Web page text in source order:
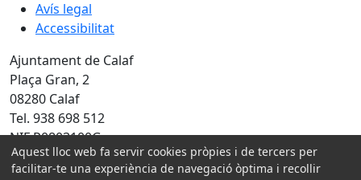
Avís legal
Accessibilitat
Ajuntament de Calaf
Plaça Gran, 2
08280 Calaf
Tel. 938 698 512
NIF P0803100G
Amb la col·laboració de:
Aquest lloc web fa servir cookies pròpies i de tercers per
facilitar-te una experiència de navegació òptima i recollir